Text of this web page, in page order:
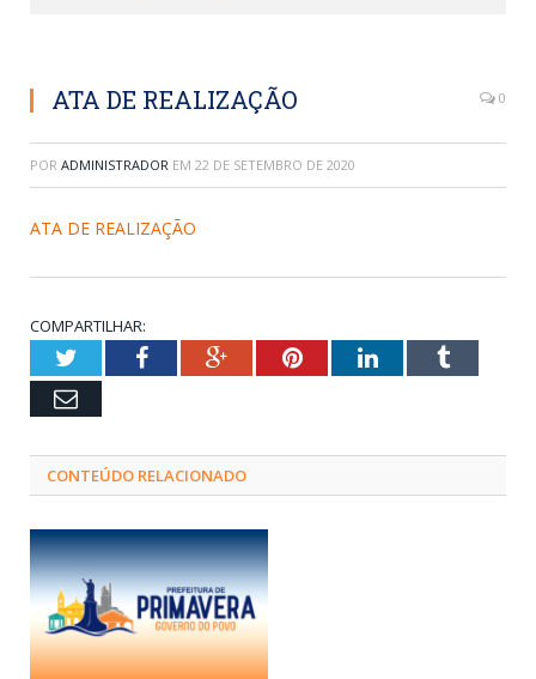
ATA DE REALIZAÇÃO 0
POR ADMINISTRADOR EM 22 DE SETEMBRO DE 2020
ATA DE REALIZAÇÃO
COMPARTILHAR:
TwitterFacebookGoogle+PinterestLinkedInTumblr
Email
CONTEÚDO RELACIONADO